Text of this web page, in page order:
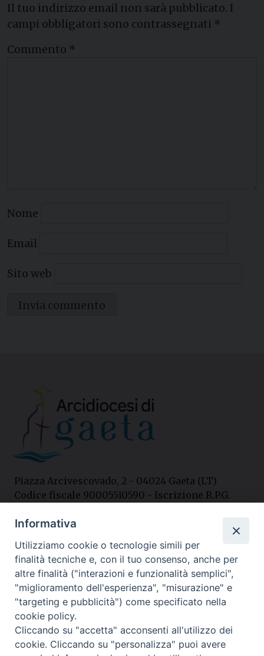
Il tuo indirizzo email non sarà pubblicato. I
campi obbligatori sono contrassegnati *
Commento *
Nome
Email
Sito web
Piazza Arcivescovado, 2 - 04024 Gaeta (LT)
Codice fiscale 90005510590 - Iscrizione R.P.G.
Contatti
Curia
Tel. 0771.740341
Palazzo De Vio
Tel. 0771.464088
Informativa
Utilizziamo cookie o tecnologie simili per
finalità tecniche e, con il tuo consenso, anche per
altre finalità ("interazioni e funzionalità semplici",
"miglioramento dell'esperienza", "misurazione" e
"targeting e pubblicità") come specificato nella
cookie policy.
Cliccando su "accetta" acconsenti all'utilizzo dei
cookie. Cliccando su "personalizza" puoi avere